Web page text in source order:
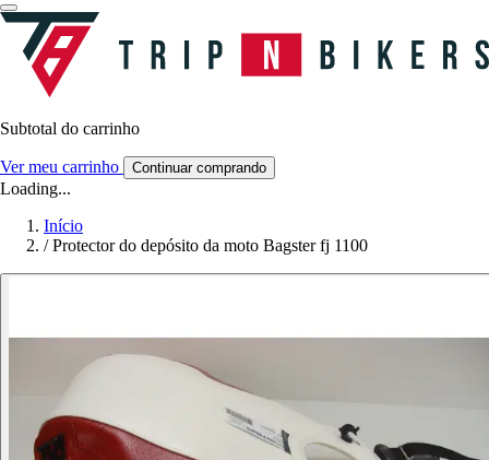
Subtotal do carrinho
Ver meu carrinho Continuar comprando
Loading...
Início
/ Protector do depósito da moto Bagster fj 1100